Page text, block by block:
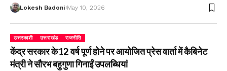
Lokesh Badoni May 10, 2026
उत्तरकाशी उत्तराखंड राजनीति
केंद्र सरकार के 12 वर्ष पूर्ण होने पर आयोजित प्रेस वार्ता में कैबिनेट
मंत्री ने सौरभ बहुगुणा गिनाईं उपलब्धियां